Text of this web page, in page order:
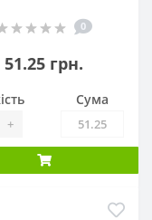
0
51.25 грн.
+
Сума